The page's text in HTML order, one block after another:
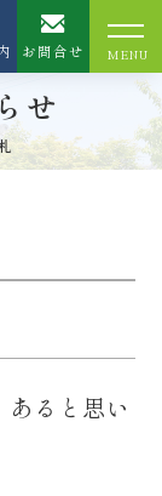
お問合せ
せ
ると思い